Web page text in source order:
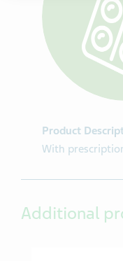
Product
With
Additional